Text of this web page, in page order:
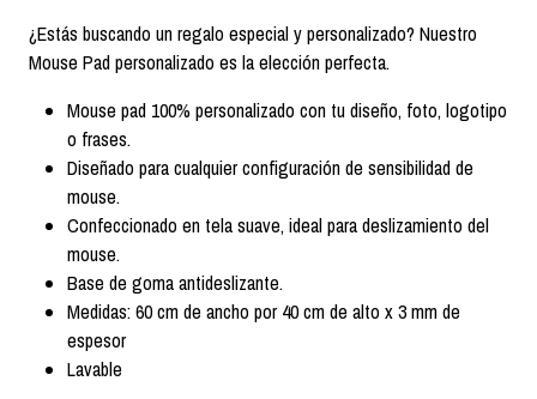
¿Estás buscando un regalo especial y personalizado? Nuestro
Mouse Pad personalizado es la elección perfecta.
Mouse pad 100% personalizado con tu diseño, foto, logotipo
o frases.
Diseñado para cualquier configuración de sensibilidad de
mouse.
Confeccionado en tela suave, ideal para deslizamiento del
mouse.
Base de goma antideslizante.
Medidas: 60 cm de ancho por 40 cm de alto x 3 mm de
espesor
Lavable